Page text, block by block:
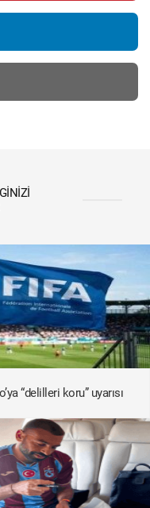
“delilleri koru” uyarısı